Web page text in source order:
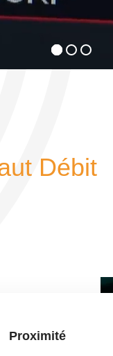
Proximité